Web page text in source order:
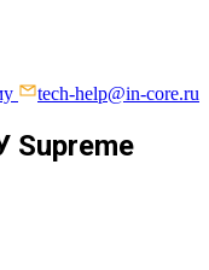
tech-help@in-core.ru
Supreme